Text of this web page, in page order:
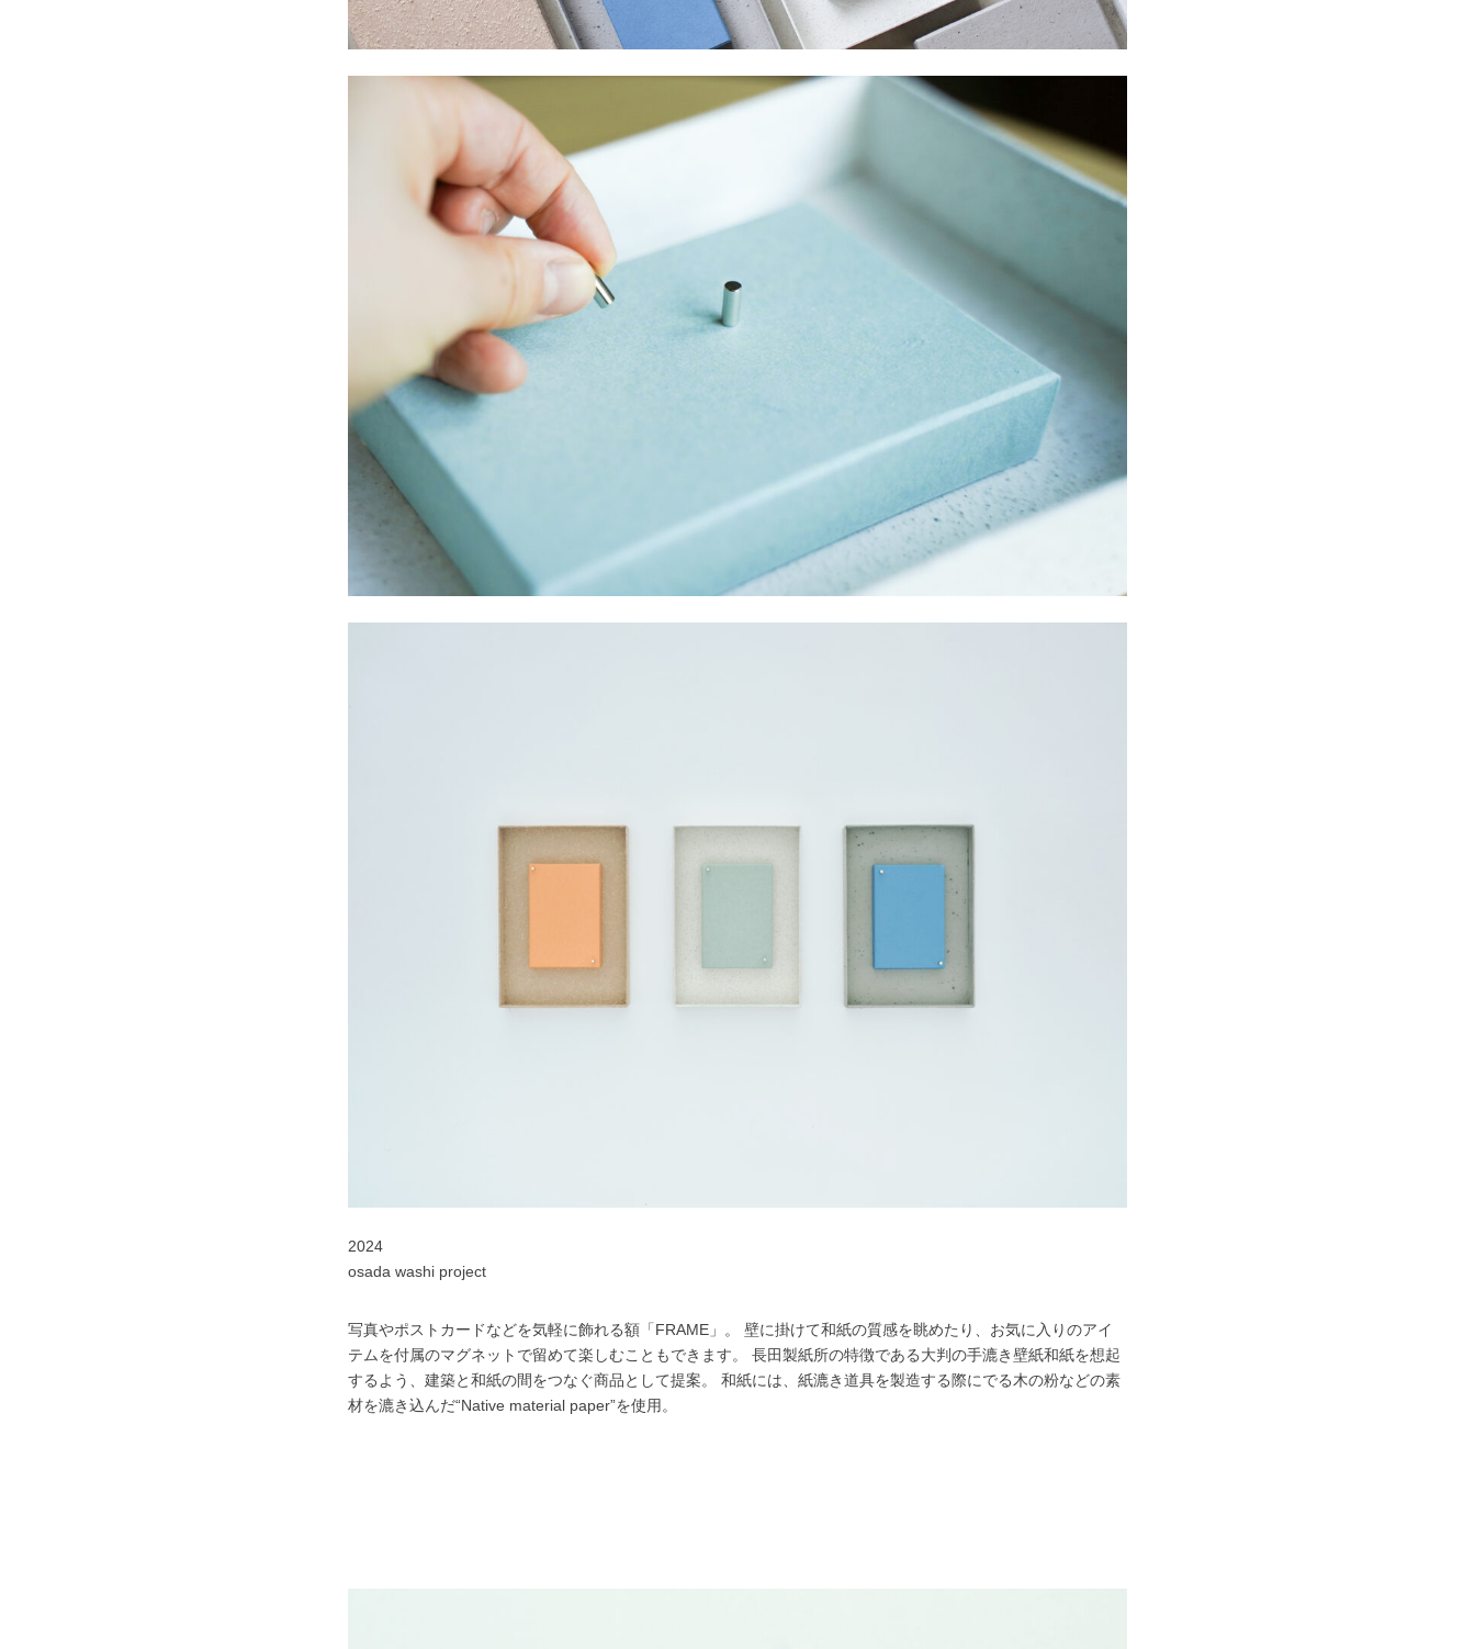
2024
osada washi project
写真やポストカードなどを気軽に飾れる額「FRAME」。 壁に掛けて和紙の質感を眺めたり、お気に入りのアイ
テムを付属のマグネットで留めて楽しむこともできます。 長田製紙所の特徴である大判の手漉き壁紙和紙を想起
するよう、建築と和紙の間をつなぐ商品として提案。 和紙には、紙漉き道具を製造する際にでる木の粉などの素
材を漉き込んだ“Native material paper”を使用。